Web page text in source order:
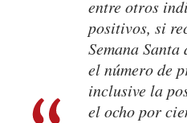
entre otros
positivos, si
Semana
el número de
inclusive la
el ocho por